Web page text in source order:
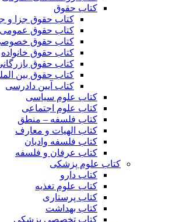
کتاب حقوق
کتاب حقوق جزا و
کتاب حقوق عمومی
کتاب حقوق
کتاب حقوق خانواده
کتاب حقوق
کتاب حقوق بین
کتاب آیین دادرسی
کتاب علوم سیاسی
کتاب علوم اجتماعی
کتاب فلسفه – منطق
کتاب الهیات و معارف
کتاب فلسفه وادیان
کتاب عرفان و فلسفه
کتاب علوم پزشکی
کتاب دارو
کتاب علوم تغذیه
کتاب پرستاری
کتاب بهداشت
کتاب تخصصی پزشکی